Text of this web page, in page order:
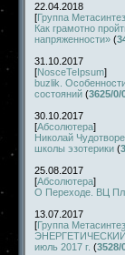
22.04.2018
[Группа Метасинтез
Как грамотно
напряженности» (
31.10.2017
[NosceTeIpsum]
buzlik.
состояний (3625/0/
30.10.2017
[Абсолютера]
Николай
школы эзотерики (
25.08.2017
[Абсолютера]
О Переходе. ВЦ
13.07.2017
[Группа Метасинтез
июль 2017 г. (3528/